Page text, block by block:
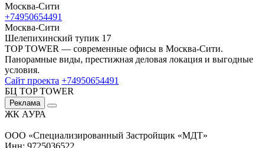
Москва-Сити
+74950654491
Москва-Сити
Шелепихинский тупик 17
TOP TOWER — современные офисы в Москва-Сити.
Панорамные виды, престижная деловая локация и выгодные
условия.
Сайт проекта +74950654491
БЦ TOP TOWER
Реклама
ЖК АУРА
ООО «Специализированный Застройщик «МДТ»
Инн: 9725036522